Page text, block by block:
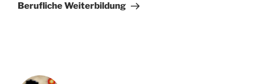
Beitrag
Berufliche Weiterbildung